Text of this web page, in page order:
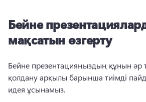
Бейне
мақсатын өзгерту
Бейне презентацияңыздың құнын әр
қолдану арқылы барынша тиімді
идея ұсынамыз.